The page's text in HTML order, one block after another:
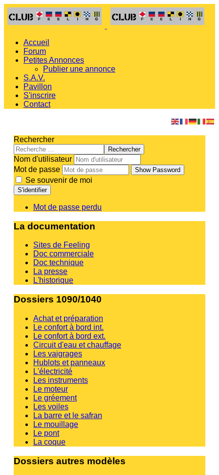
Accueil
Forum
Petites Annonces
Publier une annonce
S.A.V.
Pavillon
S'inscrire
Contact
Rechercher
Rechercher
Nom d'utilisateur
Mot de passe
Show Password
Se souvenir de moi
S'identifier
Mot de passe perdu
La documentation
Sites de Feeling
Doc commerciale
Doc technique
La presse
L'historique
Dossiers 1090/1040
Achat et préparation
Le confort à bord int.
Le confort à bord ext.
Circuit d'eau et chauffage
Les vaigrages
Hublots et panneaux
L'électricité
Les instruments
Le moteur
Le gréement
Les voiles
La barre et le safran
Le mouillage
Le pont
La coque
Dossiers autres modèles